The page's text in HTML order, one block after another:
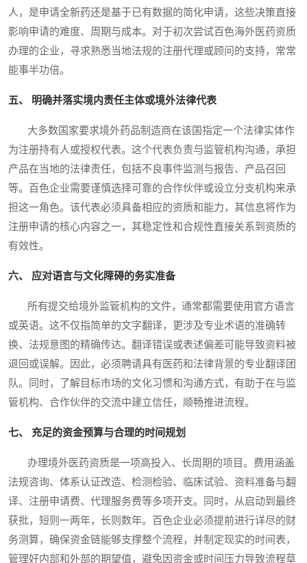
人，是申请全新药还是基于已有数据的简化申请，这些决策直接
影响申请的难度、周期与成本。对于初次尝试百色海外医药资质
办理的企业，寻求熟悉当地法规的注册代理或顾问的支持，常常
能事半功倍。
五、 明确并落实境内责任主体或境外法律代表
大多数国家要求境外药品制造商在该国指定一个法律实体作
为注册持有人或授权代表。这个代表负责与监管机构沟通，承担
产品在当地的法律责任，包括不良事件监测与报告、产品召回
等。百色企业需要谨慎选择可靠的合作伙伴或设立分支机构来承
担这一角色。该代表必须具备相应的资质和能力，其信息将作为
注册申请的核心内容之一，其稳定性和合规性直接关系到资质的
有效性。
六、 应对语言与文化障碍的务实准备
所有提交给境外监管机构的文件，通常都需要使用官方语言
或英语。这不仅指简单的文字翻译，更涉及专业术语的准确转
换、法规意图的精确传达。翻译错误或表述偏差可能导致资料被
退回或误解。因此，必须聘请具有医药和法律背景的专业翻译团
队。同时，了解目标市场的文化习惯和沟通方式，有助于在与监
管机构、合作伙伴的交流中建立信任，顺畅推进流程。
七、 充足的资金预算与合理的时间规划
办理境外医药资质是一项高投入、长周期的项目。费用涵盖
法规咨询、体系认证改造、检测检验、临床试验、资料准备与翻
译、注册申请费、代理服务费等多项开支。同时，从启动到最终
获批，短则一两年，长则数年。百色企业必须提前进行详尽的财
务测算，确保资金链能够支撑整个流程，并制定现实的时间表，
管理好内部和外部的期望值，避免因资金或时间压力导致流程草